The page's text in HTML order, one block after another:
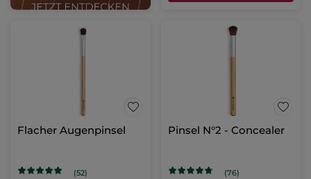
Flacher Augenpinsel
(52)
Pinsel N°2 - Concealer
(76)